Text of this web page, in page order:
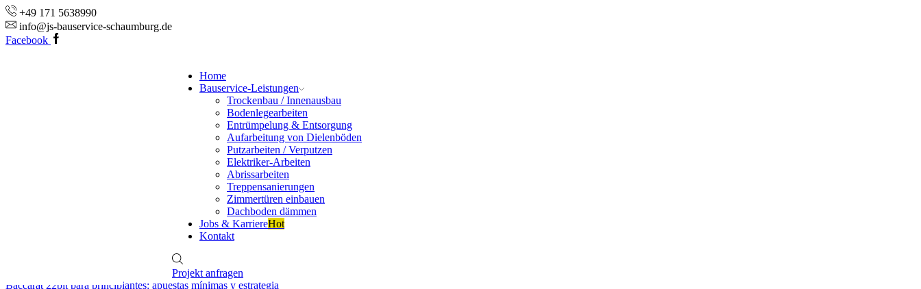
+49 171 5638990
info@js-bauservice-schaumburg.de
Facebook
Home
Bauservice-Leistungen
Trockenbau / Innenausbau
Bodenlegearbeiten
Entrümpelung & Entsorgung
Aufarbeitung von Dielenböden
Putzarbeiten / Verputzen
Elektriker-Arbeiten
Abrissarbeiten
Treppensanierungen
Zimmertüren einbauen
Dachboden dämmen
Jobs & KarriereHot
Kontakt
Projekt anfragen
Baccarat 22bit para principiantes: apuestas mínimas y estrategia